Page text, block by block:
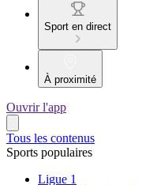
Sport en direct
À proximité
Ouvrir l'app
Tous les contenus
Sports populaires
Ligue 1